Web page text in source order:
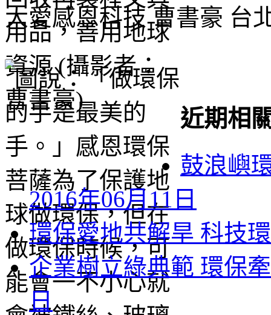
大愛感恩科技 曹書豪 台
近期相
鼓浪嶼
2016年06月11日
環保愛地共解旱 科技
企業樹立綠典範 環保
日